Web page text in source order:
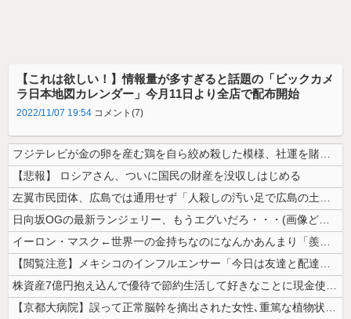
【これは欲しい！】情報量が多すぎると話題の「ビックカメ
ラ日本地図カレンダー」今月11日より全店で配布開始
2022/11/07 19:54 コメント(7)
フジテレビが金の卵を産む鶏を自ら絞め殺した模様、社運を賭けたドル箱コン...
【悲報】 ロシアさん、ついに国民の財産を没収しはじめる
左翼市民団体、広島では通用せず「人殺しの汚い足で広島の土を踏むな！」→...
日向坂OGの最新ランジェリー、もうエグいだろ・・・(画像どーん)
イーロン・マスク←世界一の金持ちなのになんかあんまり「羨ましい」と感じ...
【閲覧注意】メキシコのインフルエンサー「今日は友達と配達員のアルバイト...
株資産7億円抱え込んで優待で節約生活して好きなことに現金使わないまま死...
【京都大病院】誤って正常脳幹を摘出された女性､重篤な植物状態だが意識は...